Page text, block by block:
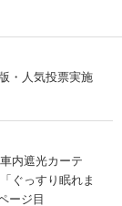
・人気投票実施
内遮光カーテ
ぐっすり眠れま
ージ目